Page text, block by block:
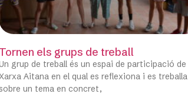
Tornen els grups de treball
grup de treball és un espai de participació de
Aitana en el qual es reflexiona i es treballa
un tema en concret,